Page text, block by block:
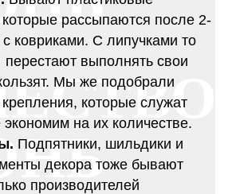
рассыпаются после 2-
ковриками. С липучками то
выполнять свои
Мы же подобрали
которые служат
на их количестве.
Подпятники, шильдики и
декора тоже бывают
производителей